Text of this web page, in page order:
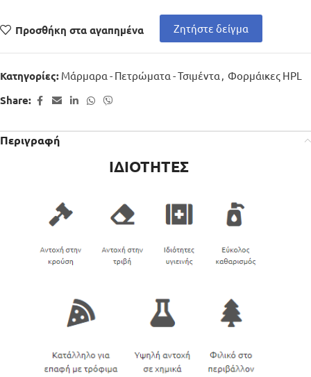
Προσθήκη στα αγαπημένα Ζητήστε δείγμα
Κατηγορίες: Μάρμαρα - Πετρώματα - Τσιμέντα , Φορμάικες HPL
Share:
Περιγραφή
ΙΔΙΟΤΗΤΕΣ